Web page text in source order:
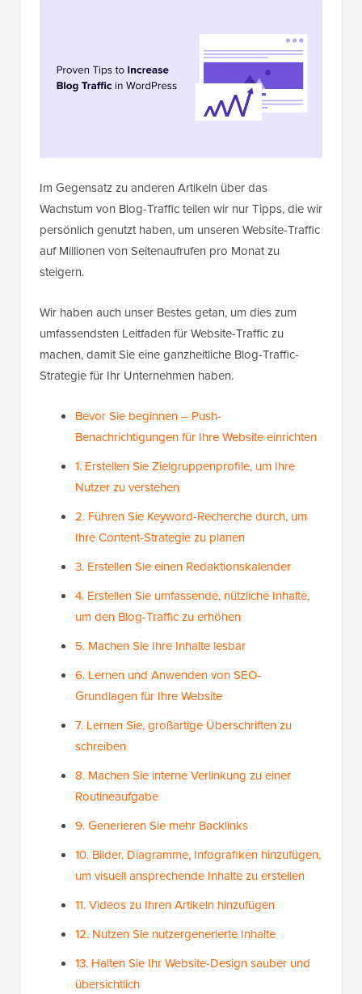
Im Gegensatz zu anderen Artikeln über das
Wachstum von Blog-Traffic teilen wir nur Tipps, die wir
persönlich genutzt haben, um unseren Website-Traffic
auf Millionen von Seitenaufrufen pro Monat zu
steigern.
Wir haben auch unser Bestes getan, um dies zum
umfassendsten Leitfaden für Website-Traffic zu
machen, damit Sie eine ganzheitliche Blog-Traffic-
Strategie für Ihr Unternehmen haben.
Bevor Sie beginnen – Push-
Benachrichtigungen für Ihre Website einrichten
1. Erstellen Sie Zielgruppenprofile, um Ihre
Nutzer zu verstehen
2. Führen Sie Keyword-Recherche durch, um
Ihre Content-Strategie zu planen
3. Erstellen Sie einen Redaktionskalender
4. Erstellen Sie umfassende, nützliche Inhalte,
um den Blog-Traffic zu erhöhen
5. Machen Sie Ihre Inhalte lesbar
6. Lernen und Anwenden von SEO-
Grundlagen für Ihre Website
7. Lernen Sie, großartige Überschriften zu
schreiben
8. Machen Sie interne Verlinkung zu einer
Routineaufgabe
9. Generieren Sie mehr Backlinks
10. Bilder, Diagramme, Infografiken hinzufügen,
um visuell ansprechende Inhalte zu erstellen
11. Videos zu Ihren Artikeln hinzufügen
12. Nutzen Sie nutzergenerierte Inhalte
13. Halten Sie Ihr Website-Design sauber und
übersichtlich